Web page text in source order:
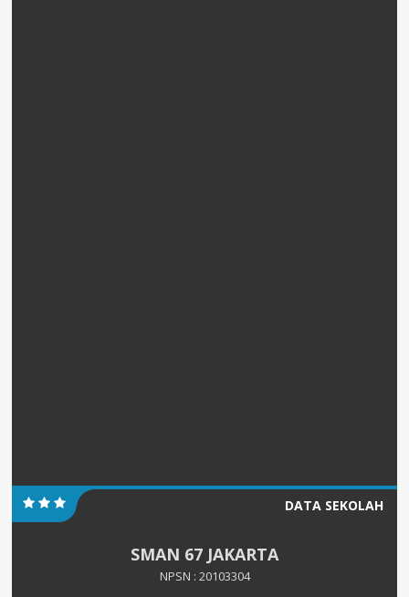
DATA SEKOLAH
SMAN 67 JAKARTA
NPSN : 20103304